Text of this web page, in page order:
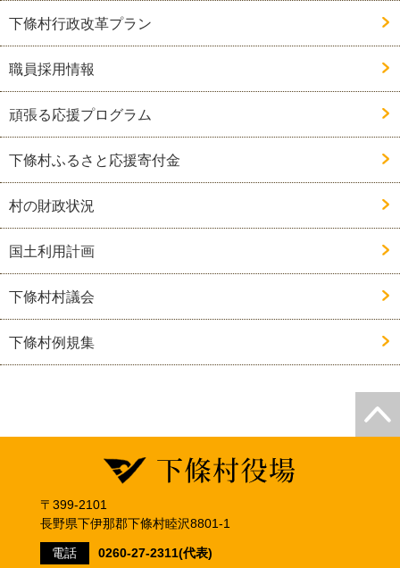
下條村行政改革プラン
職員採用情報
頑張る応援プログラム
下條村ふるさと応援寄付金
村の財政状況
国土利用計画
下條村村議会
下條村例規集
〒399-2101
長野県下伊那郡下條村睦沢8801-1
電話 0260-27-2311(代表)